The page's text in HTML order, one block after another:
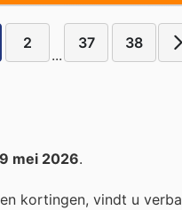
2
...
37 38
mei 2026.
kortingen, vindt u